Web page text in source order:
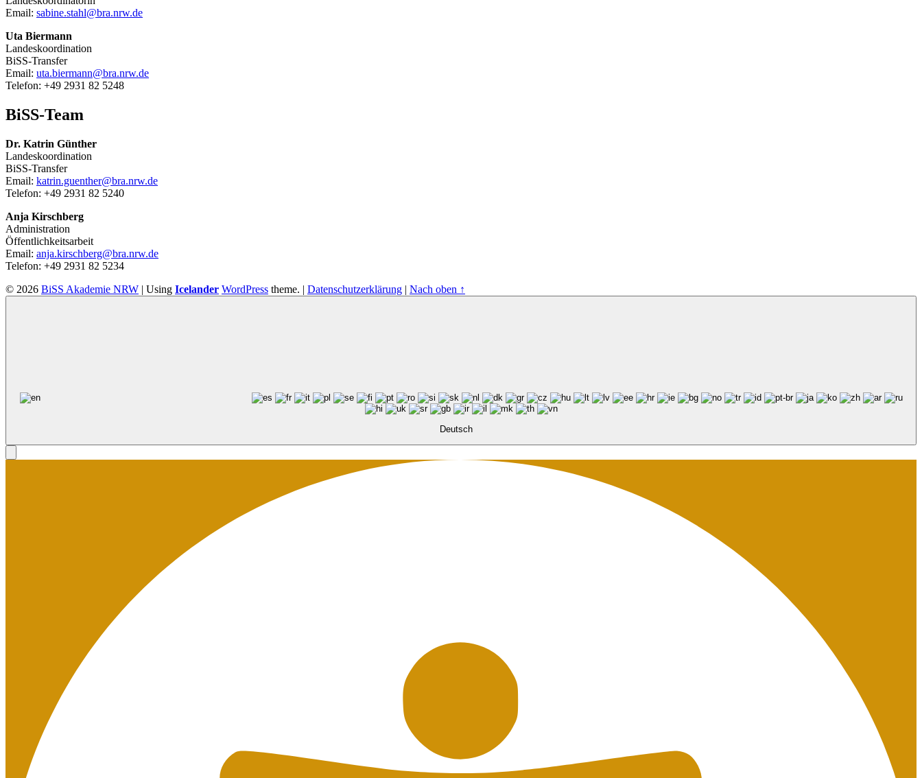
Email: sabine.stahl@bra.nrw.de
Uta Biermann
Landeskoordination
BiSS-Transfer
Email: uta.biermann@bra.nrw.de
Telefon: +49 2931 82 5248
BiSS-Team
Dr. Katrin Günther
Landeskoordination
BiSS-Transfer
Email: katrin.guenther@bra.nrw.de
Telefon: +49 2931 82 5240
Anja Kirschberg
Administration
Öffentlichkeitsarbeit
Email: anja.kirschberg@bra.nrw.de
Telefon: +49 2931 82 5234
© 2026 BiSS Akademie NRW | Using Icelander WordPress theme. | Datenschutzerklärung | Nach oben ↑
Deutsch